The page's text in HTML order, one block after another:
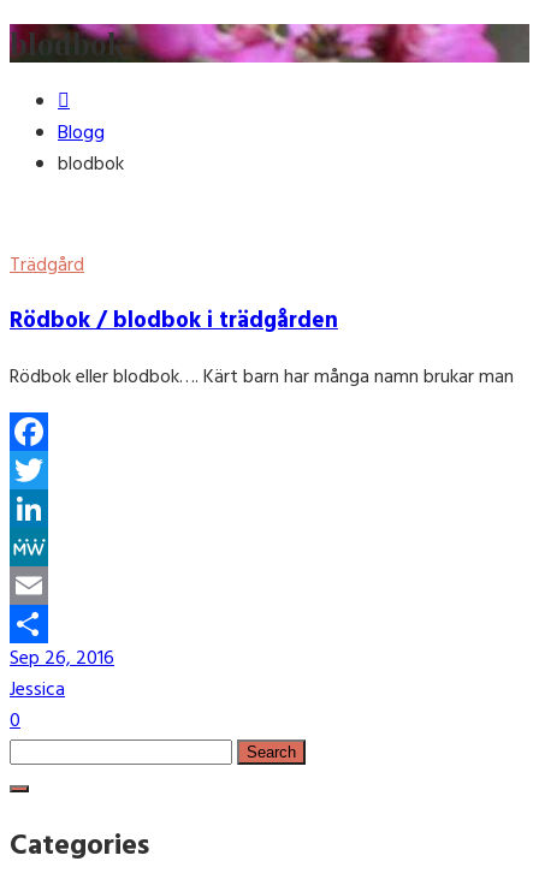
blodbok
Blogg
blodbok
Trädgård
Rödbok / blodbok i trädgården
Rödbok eller blodbok…. Kärt barn har många namn brukar man
Facebook
Twitter
LinkedIn
MeWe
Email
Share
Sep 26, 2016
Jessica
0
Search
for:
Categories